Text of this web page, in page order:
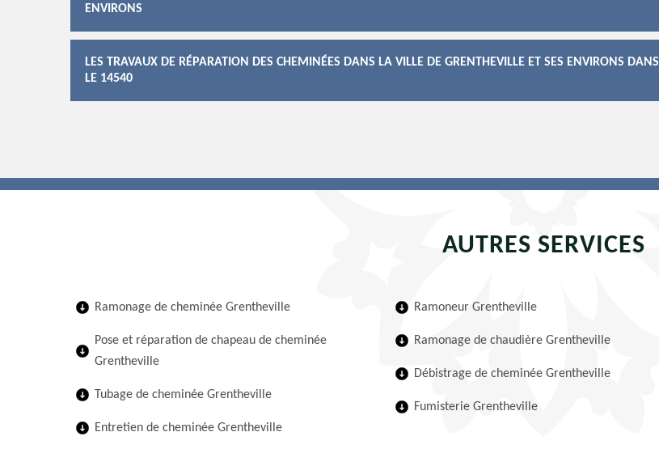
ENVIRONS
LES TRAVAUX DE RÉPARATION DES CHEMINÉES DANS LA VILLE DE GRENTHEVILLE ET SES ENVIRONS DANS
LE 14540
AUTRES SERVICES
Ramonage de cheminée Grentheville
Pose et réparation de chapeau de cheminée
Grentheville
Tubage de cheminée Grentheville
Entretien de cheminée Grentheville
Ramoneur Grentheville
Ramonage de chaudière Grentheville
Débistrage de cheminée Grentheville
Fumisterie Grentheville